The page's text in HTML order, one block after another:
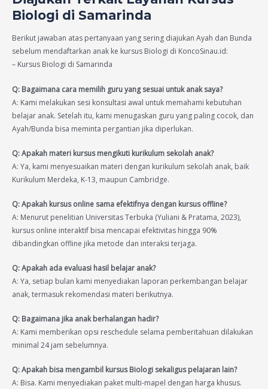
Biologi di Samarinda
Berikut jawaban atas pertanyaan yang sering diajukan Ayah dan Bunda
sebelum mendaftarkan anak ke kursus Biologi di KoncoSinau.id:
– Kursus Biologi di Samarinda
Q: Bagaimana cara memilih guru yang sesuai untuk anak saya?
A: Kami melakukan sesi konsultasi awal untuk memahami kebutuhan
belajar anak. Setelah itu, kami menugaskan guru yang paling cocok, dan
Ayah/Bunda bisa meminta pergantian jika diperlukan.
Q: Apakah materi kursus mengikuti kurikulum sekolah anak?
A: Ya, kami menyesuaikan materi dengan kurikulum sekolah anak, baik
Kurikulum Merdeka, K-13, maupun Cambridge.
Q: Apakah kursus online sama efektifnya dengan kursus offline?
A: Menurut penelitian Universitas Terbuka (Yuliani & Pratama, 2023),
kursus online interaktif bisa mencapai efektivitas hingga 90%
dibandingkan offline jika metode dan interaksi terjaga.
Q: Apakah ada evaluasi hasil belajar anak?
A: Ya, setiap bulan kami menyediakan laporan perkembangan belajar
anak, termasuk rekomendasi materi berikutnya.
Q: Bagaimana jika anak berhalangan hadir?
A: Kami memberikan opsi reschedule selama pemberitahuan dilakukan
minimal 24 jam sebelumnya.
Q: Apakah bisa mengambil kursus Biologi sekaligus pelajaran lain?
A: Bisa. Kami menyediakan paket multi-mapel dengan harga khusus.